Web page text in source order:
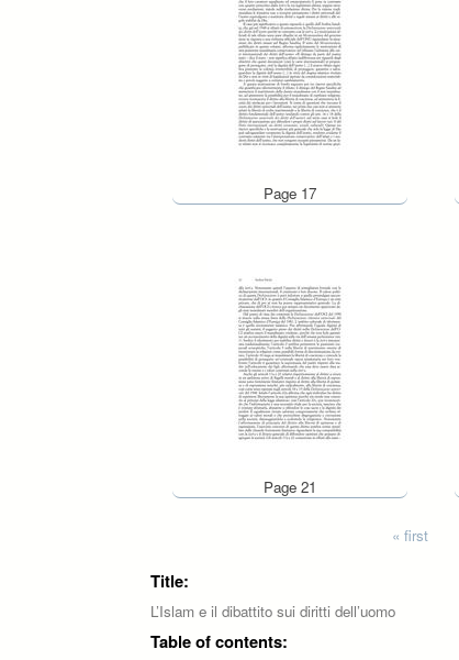
Page 17
Page 21
« first
Title:
L’Islam e il dibattito sui diritti dell’uomo
Table of contents: